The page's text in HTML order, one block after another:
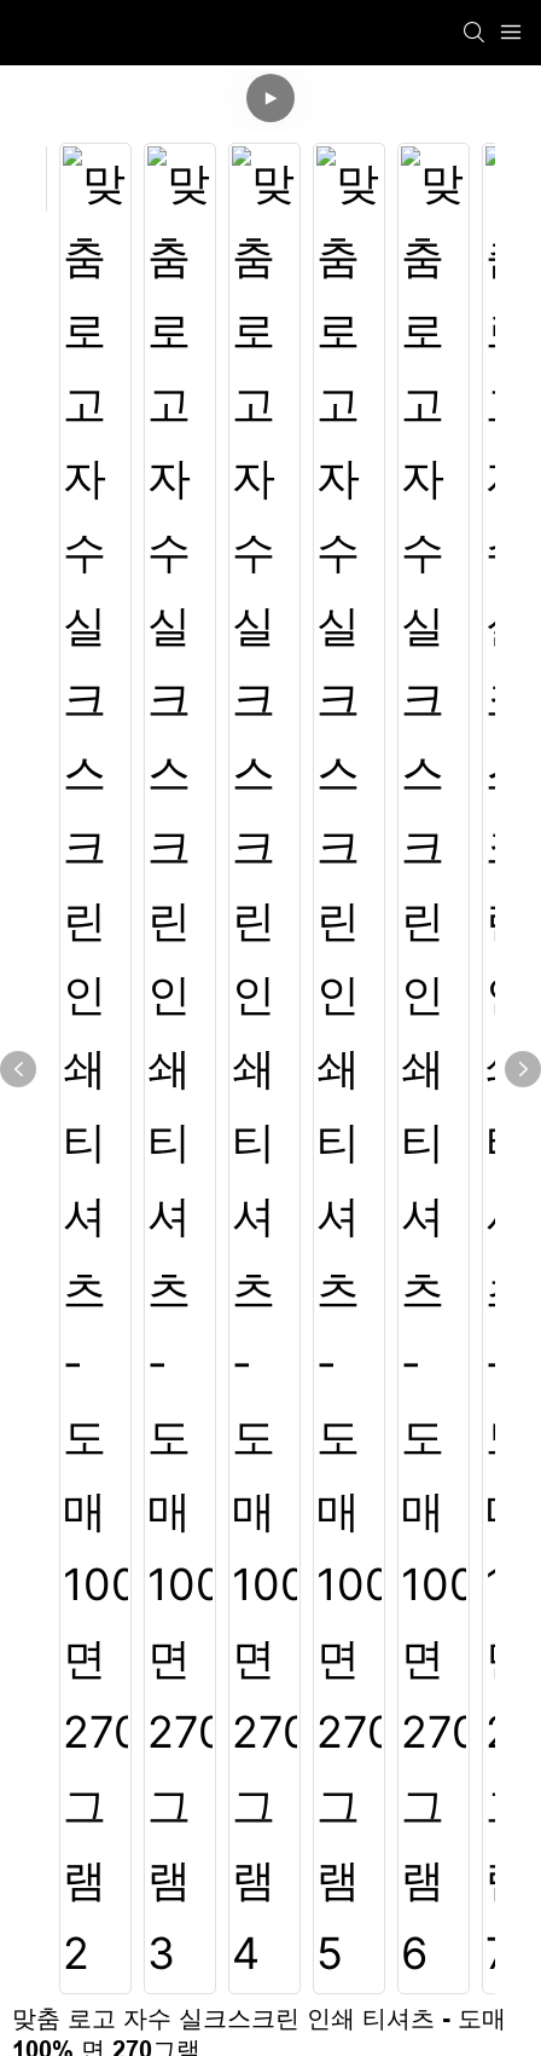
맞춤 로고 자수 실크스크린 인쇄 티셔츠 - 도매
100% 면 270그램